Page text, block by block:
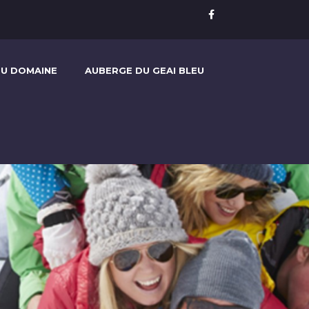
DOMAINE AUBERGE DU GEAI BLEU